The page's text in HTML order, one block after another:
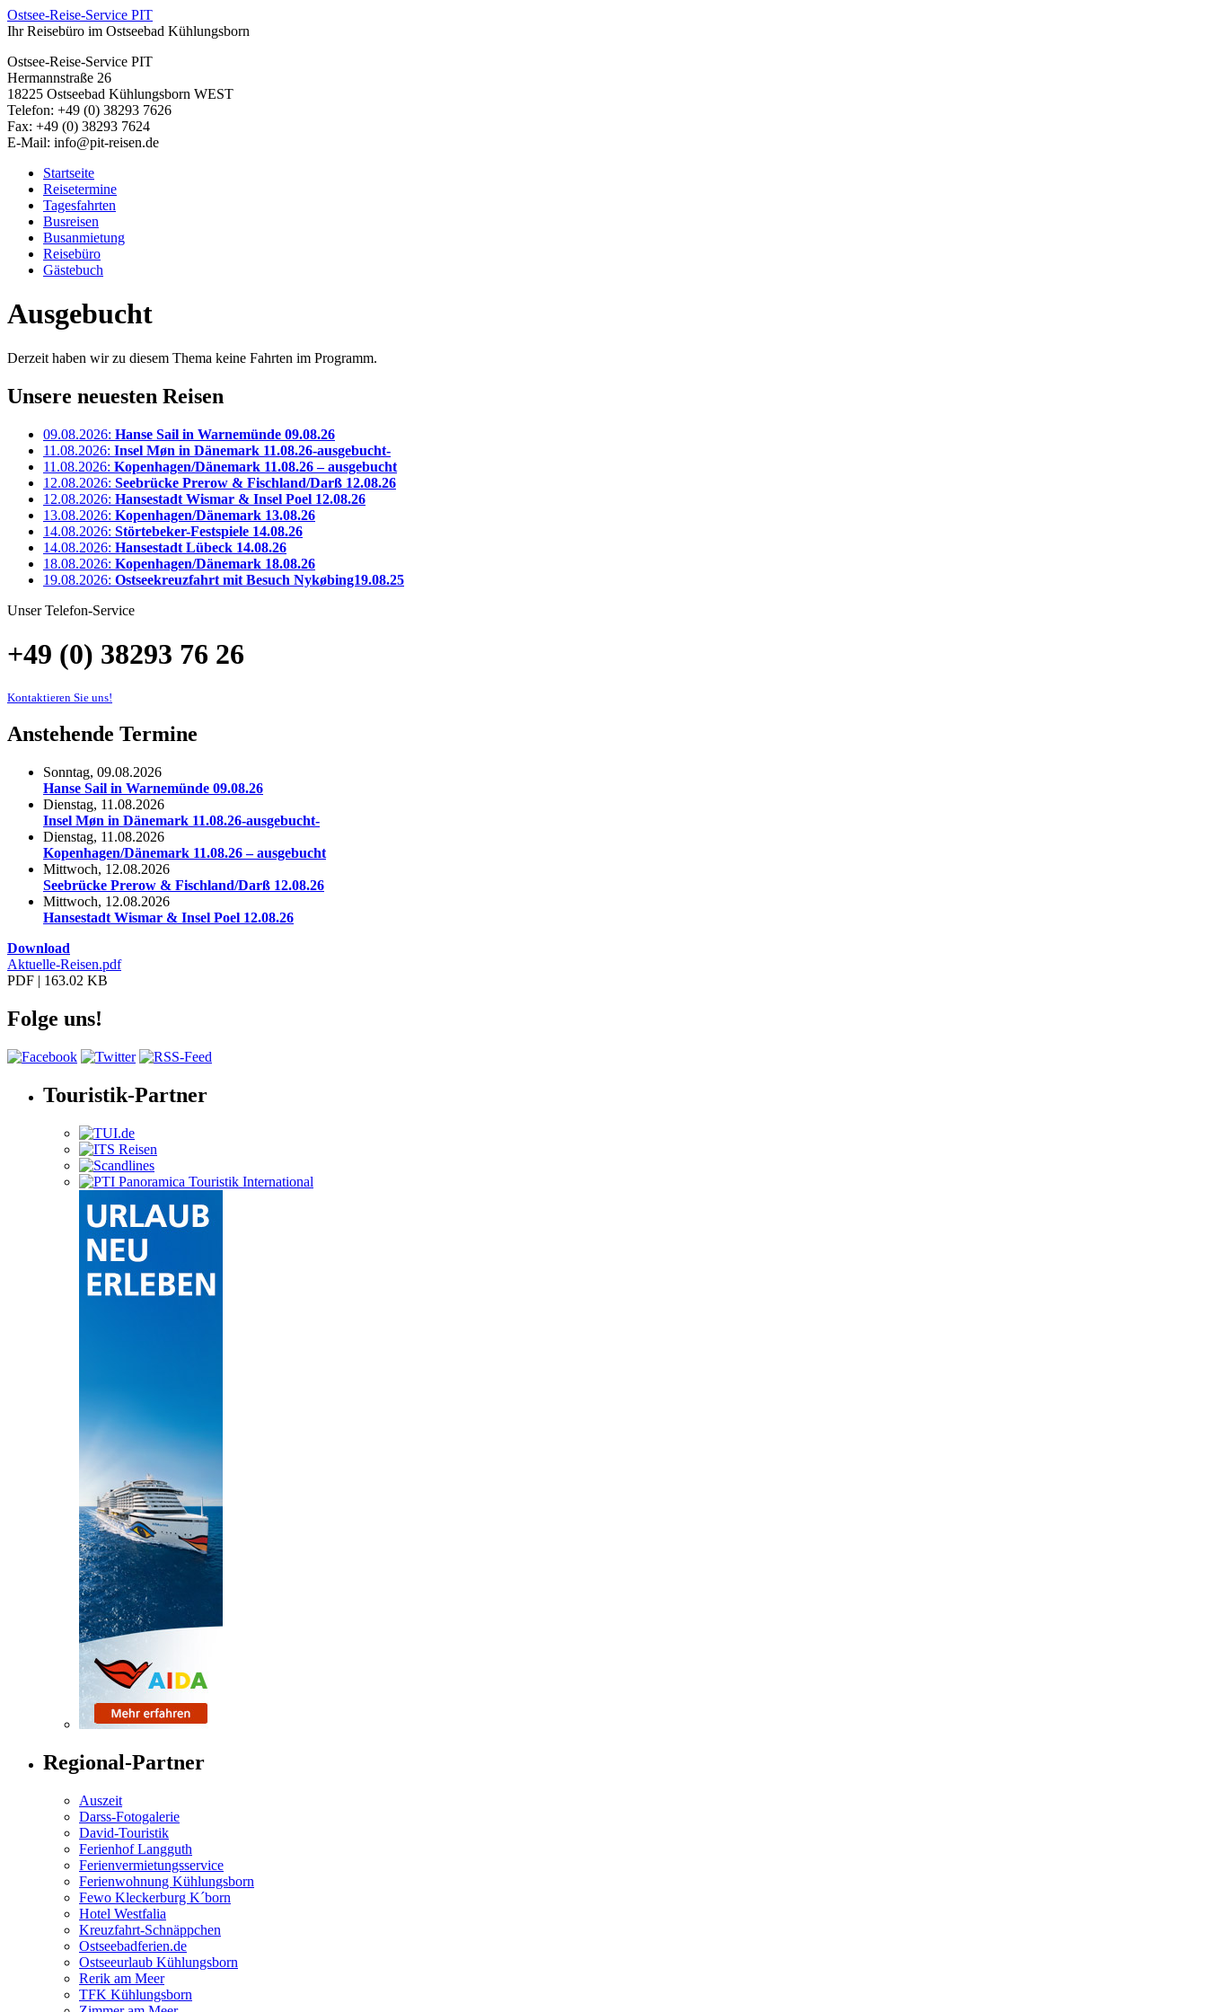
Ostsee-Reise-Service PIT
Ihr Reisebüro im Ostseebad Kühlungsborn
Ostsee-Reise-Service PIT
Hermannstraße 26
18225 Ostseebad Kühlungsborn WEST
Telefon: +49 (0) 38293 7626
Fax: +49 (0) 38293 7624
E-Mail: info@pit-reisen.de
Startseite
Reisetermine
Tagesfahrten
Busreisen
Busanmietung
Reisebüro
Gästebuch
Ausgebucht
Derzeit haben wir zu diesem Thema keine Fahrten im Programm.
Unsere neuesten Reisen
09.08.2026: Hanse Sail in Warnemünde 09.08.26
11.08.2026: Insel Møn in Dänemark 11.08.26-ausgebucht-
11.08.2026: Kopenhagen/Dänemark 11.08.26 – ausgebucht
12.08.2026: Seebrücke Prerow & Fischland/Darß 12.08.26
12.08.2026: Hansestadt Wismar & Insel Poel 12.08.26
13.08.2026: Kopenhagen/Dänemark 13.08.26
14.08.2026: Störtebeker-Festspiele 14.08.26
14.08.2026: Hansestadt Lübeck 14.08.26
18.08.2026: Kopenhagen/Dänemark 18.08.26
19.08.2026: Ostseekreuzfahrt mit Besuch Nykøbing19.08.25
Unser Telefon-Service
+49 (0) 38293 76 26
Kontaktieren Sie uns!
Anstehende Termine
Sonntag, 09.08.2026
Hanse Sail in Warnemünde 09.08.26
Dienstag, 11.08.2026
Insel Møn in Dänemark 11.08.26-ausgebucht-
Dienstag, 11.08.2026
Kopenhagen/Dänemark 11.08.26 – ausgebucht
Mittwoch, 12.08.2026
Seebrücke Prerow & Fischland/Darß 12.08.26
Mittwoch, 12.08.2026
Hansestadt Wismar & Insel Poel 12.08.26
Download
Aktuelle-Reisen.pdf
PDF | 163.02 KB
Folge uns!
Touristik-Partner
Regional-Partner
Auszeit
Darss-Fotogalerie
David-Touristik
Ferienhof Langguth
Ferienvermietungsservice
Ferienwohnung Kühlungsborn
Fewo Kleckerburg K´born
Hotel Westfalia
Kreuzfahrt-Schnäppchen
Ostseebadferien.de
Ostseeurlaub Kühlungsborn
Rerik am Meer
TFK Kühlungsborn